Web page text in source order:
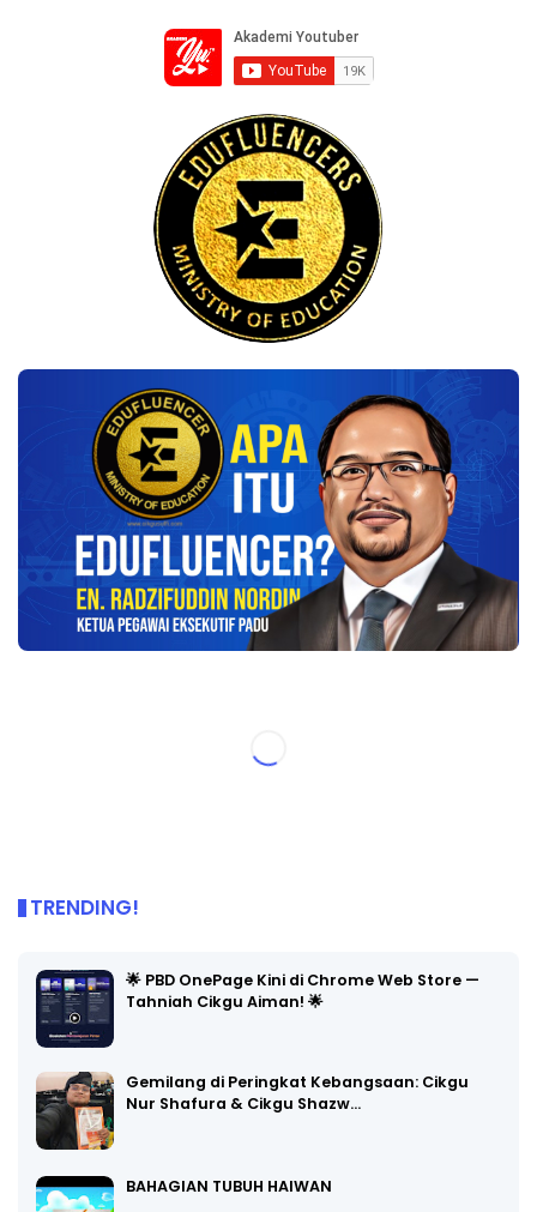
TRENDING!
🌟 PBD OnePage Kini di Chrome Web Store —
Tahniah Cikgu Aiman! 🌟
Gemilang di Peringkat Kebangsaan: Cikgu
Nur Shafura & Cikgu Shazw…
BAHAGIAN TUBUH HAIWAN